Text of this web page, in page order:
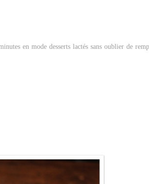
en mode desserts lactés sans oublier de